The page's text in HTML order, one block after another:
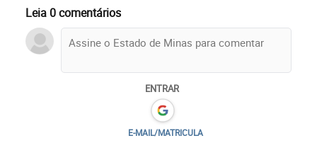
Leia 0 comentários
ENTRAR
E-MAIL/MATRICULA